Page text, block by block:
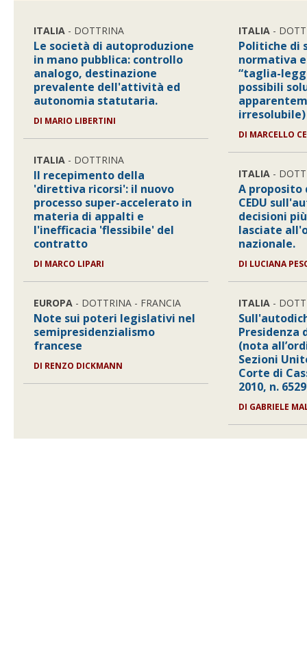
ITALIA - DOTTRINA
Le società di autoproduzione
in mano pubblica: controllo
analogo, destinazione
prevalente dell'attività ed
autonomia statutaria.
DI MARIO LIBERTINI
ITALIA - DOTTRINA
Il recepimento della
'direttiva ricorsi': il nuovo
processo super-accelerato in
materia di appalti e
l'inefficacia 'flessibile' del
contratto
DI MARCO LIPARI
EUROPA - DOTTRINA - FRANCIA
Note sui poteri legislativi nel
semipresidenzialismo
francese
DI RENZO DICKMANN
ITALIA -
Politiche di
normativa
“taglia-
possibili
irresolubile)
DI MARCELLO
ITALIA -
A proposito
CEDU
decisioni
lasciate
nazionale.
DI LUCIANA
ITALIA -
Presidenza
(nota
Sezioni
Corte di
2010, n.
DI GABRIELE